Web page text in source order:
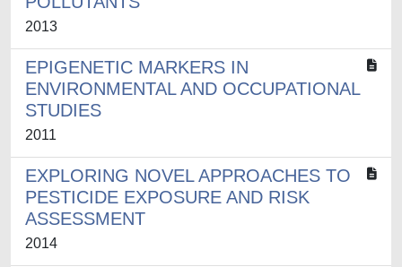
2013
EPIGENETIC MARKERS IN
ENVIRONMENTAL AND OCCUPATIONAL
STUDIES
2011
EXPLORING NOVEL APPROACHES TO
PESTICIDE EXPOSURE AND RISK
ASSESSMENT
2014